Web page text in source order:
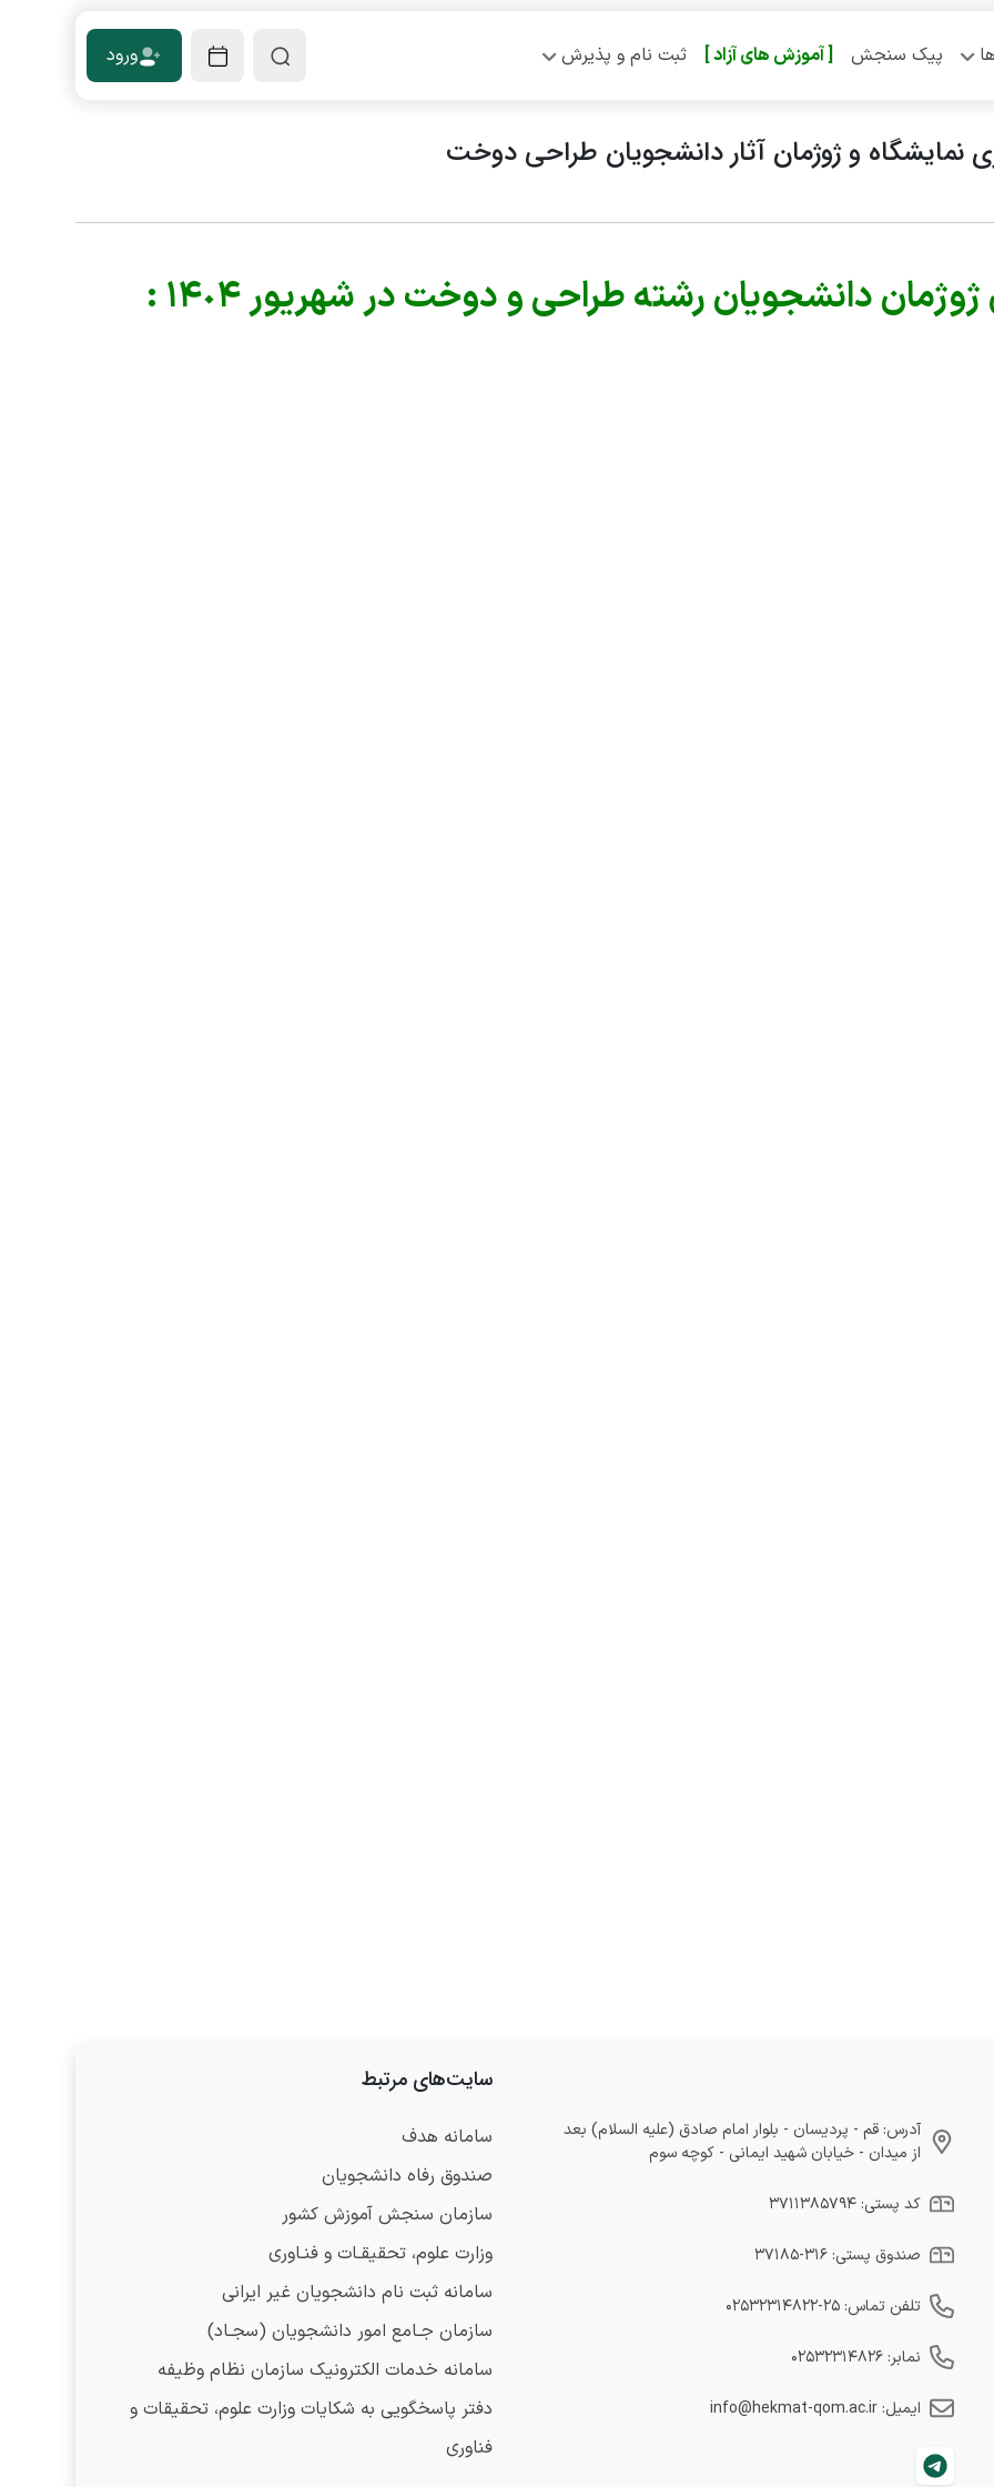
پیک سنجش [ آموزش‌ های آزاد ] ثبت نام و پذیرش ورود
نمایشگاه و ژوژمان آثار دانشجویان طراحی دوخت
دانشجويان رشته طراحی و دوخت در شهریور ١۴٠۴ :
آدرس: قم - پردیسان - بلوار امام صادق (علیه السلام) بعد
از میدان - خیابان شهید ایمانی - کوچه سوم
کد پستی: ۳۷۱۱۳۸۵۷۹۴
صندوق پستی: ۳۱۶-۳۷۱۸۵
تلفن تماس: ۲۵-۰۲۵۳۲۳۱۴۸۲۲
نمابر: ۰۲۵۳۲۳۱۴۸۲۶
ایمیل: info@hekmat-qom.ac.ir
سایت‌های مرتبط
سامانه هدف
صندوق رفاه دانشجویان
سازمان سنجش آموزش کشور
وزارت علوم، تحقیقـات و فنـاوری
سامانه ثبت نام دانشجویان غیر ایرانی
سازمان جـامع امور دانشجویان (سجـاد)
سامانه خدمات الکترونیک سازمان نظام وظیفه
دفتر پاسخگویی به شکایات وزارت علوم، تحقیقات و
فناوری